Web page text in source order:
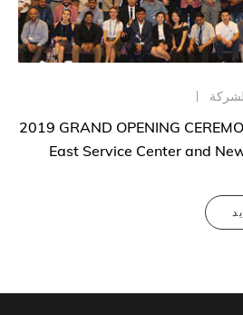
2019 GRAND OPENING
East Service Center